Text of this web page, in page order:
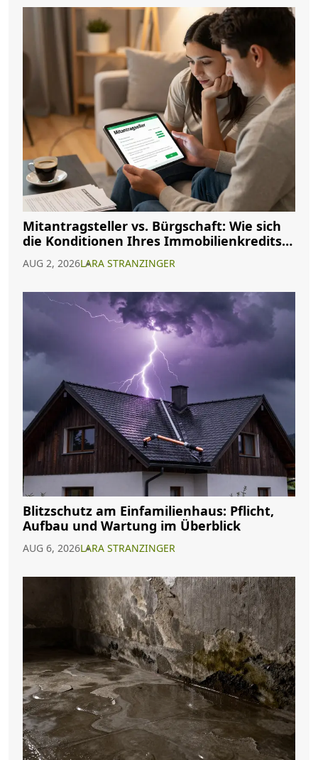
Mitantragsteller vs. Bürgschaft: Wie sich
die Konditionen Ihres Immobilienkredits
AUG 2, 2026LARA STRANZINGER
Blitzschutz am Einfamilienhaus: Pflicht,
Aufbau und Wartung im Überblick
AUG 6, 2026LARA STRANZINGER